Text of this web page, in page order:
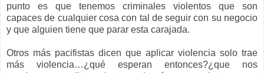
punto es que tenemos criminales violentos que son
capaces de cualquier cosa con tal de seguir con su negocio
y que alguien tiene que parar esta carajada.
Otros más pacifistas dicen que aplicar violencia solo trae
más violencia…¿qué esperan entonces?¿que nos